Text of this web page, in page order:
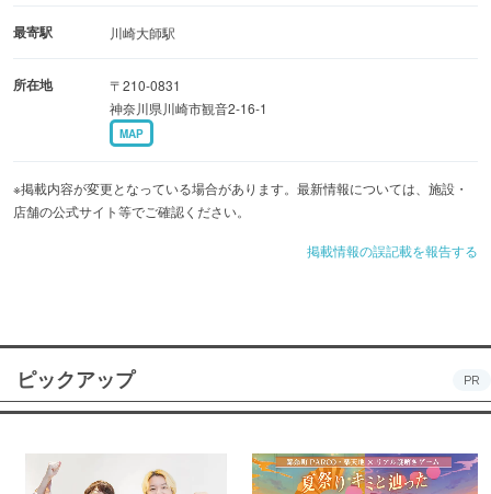
最寄駅 川崎大師駅
所在地
〒210-0831
神奈川県川崎市観音2-16-1
MAP
※掲載内容が変更となっている場合があります。最新情報については、施設・
店舗の公式サイト等でご確認ください。
掲載情報の誤記載を報告する
ピックアップ PR